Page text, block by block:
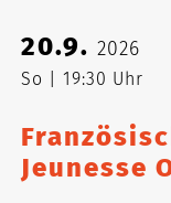
20.9.2026
So 19:30 Uhr
Jeunesse